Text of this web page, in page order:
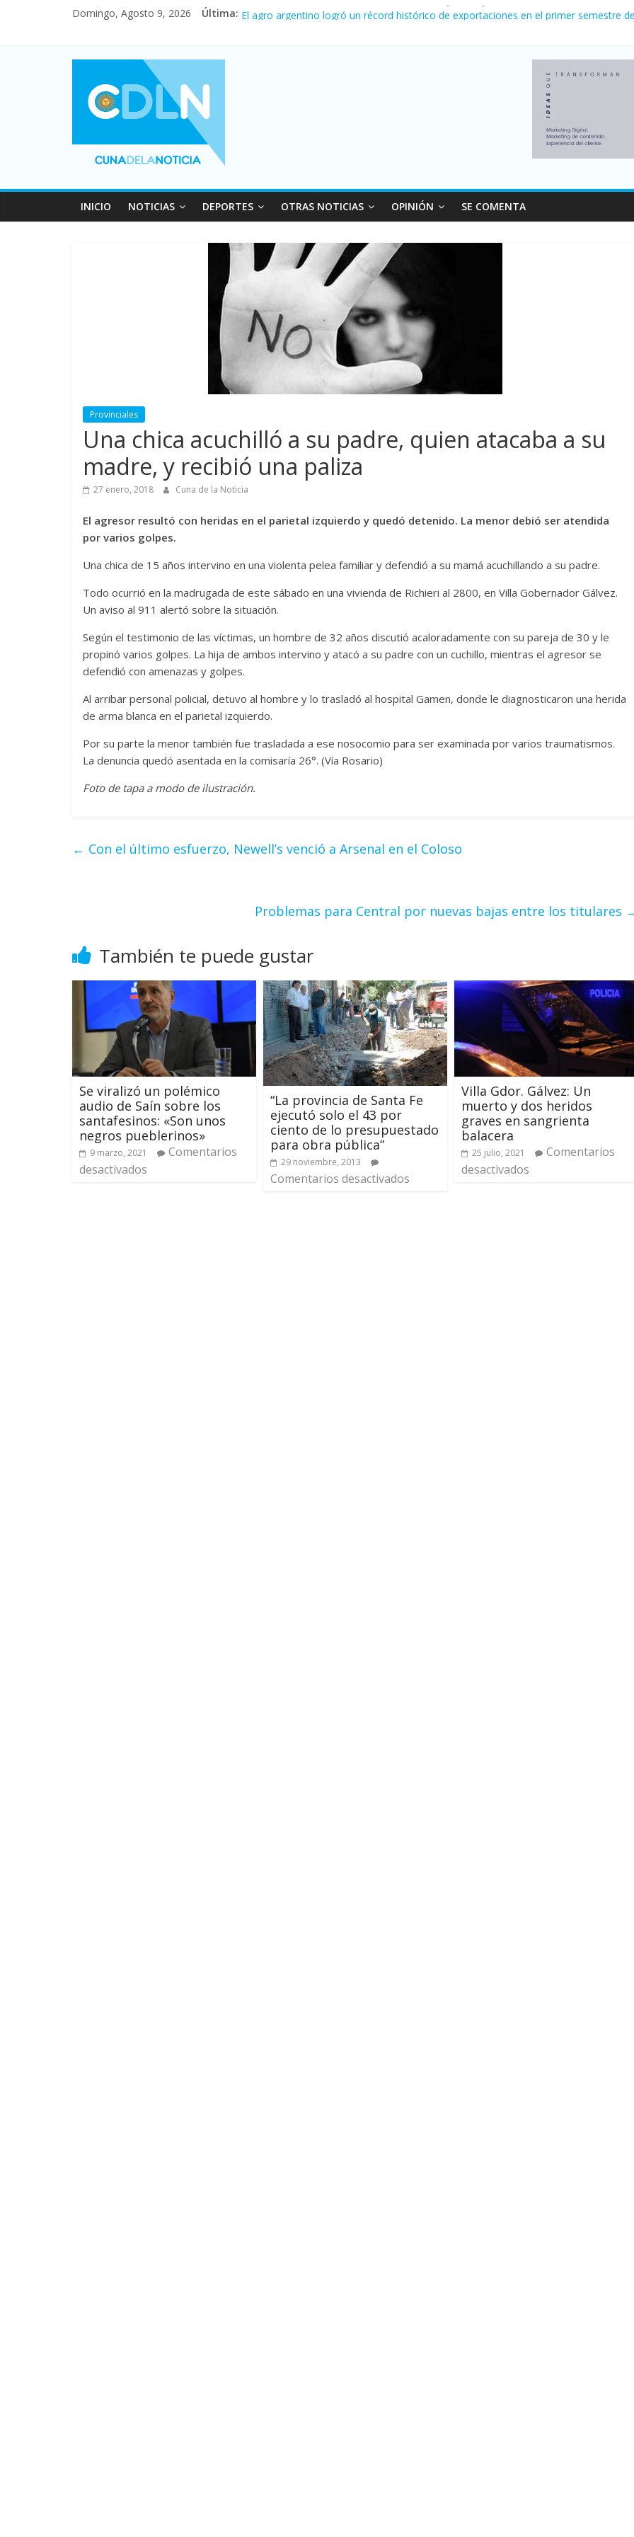
Domingo, Agosto 9, 2026 Última: Fuerte caída de la venta de autos usados en julio: bajó un 12,6% interanual
Desde que asumió Milei cerraron 41.000 kioscos: el sector denuncia crisis como en
Vacaciones de invierno con más movimiento y consumo turístico: 4,6 millones de
INICIO NOTICIAS DEPORTES OTRAS NOTICIAS OPINIÓN SE COMENTA
Provinciales
Una chica acuchilló a su padre, quien atacaba a su
madre, y recibió una paliza
27 enero, 2018 Cuna de la Noticia
El agresor resultó con heridas en el parietal izquierdo y quedó detenido. La menor debió ser atendida
por varios golpes.
Una chica de 15 años intervino en una violenta pelea familiar y defendió a su mamá acuchillando a su padre.
Todo ocurrió en la madrugada de este sábado en una vivienda de Richieri al 2800, en Villa Gobernador Gálvez.
Un aviso al 911 alertó sobre la situación.
Según el testimonio de las víctimas, un hombre de 32 años discutió acaloradamente con su pareja de 30 y le
propinó varios golpes. La hija de ambos intervino y atacó a su padre con un cuchillo, mientras el agresor se
defendió con amenazas y golpes.
Al arribar personal policial, detuvo al hombre y lo trasladó al hospital Gamen, donde le diagnosticaron una herida
de arma blanca en el parietal izquierdo.
Por su parte la menor también fue trasladada a ese nosocomio para ser examinada por varios traumatismos.
La denuncia quedó asentada en la comisaría 26°. (Vía Rosario)
Foto de tapa a modo de ilustración.
← Con el último esfuerzo, Newell’s venció a Arsenal en el Coloso
Problemas para Central por nuevas bajas entre los titulares
También te puede gustar
Se viralizó un polémico
audio de Saín sobre los
santafesinos: «Son unos
negros pueblerinos»
9 marzo, 2021
Comentarios
desactivados
“La provincia de Santa Fe
ejecutó solo el 43 por
ciento de lo presupuestado
para obra pública”
29 noviembre, 2013
Comentarios desactivados
Villa Gdor. Gálvez: Un
muerto y dos heridos
graves en sangrienta
balacera
25 julio, 2021
Comentarios
desactivados